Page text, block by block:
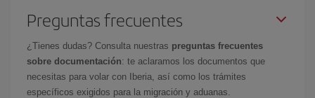
Preguntas frecuentes
¿Tienes dudas? Consulta nuestras preguntas frecuentes
sobre documentación: te aclaramos los documentos que
necesitas para volar con Iberia, así como los trámites
específicos exigidos para la migración y aduanas.